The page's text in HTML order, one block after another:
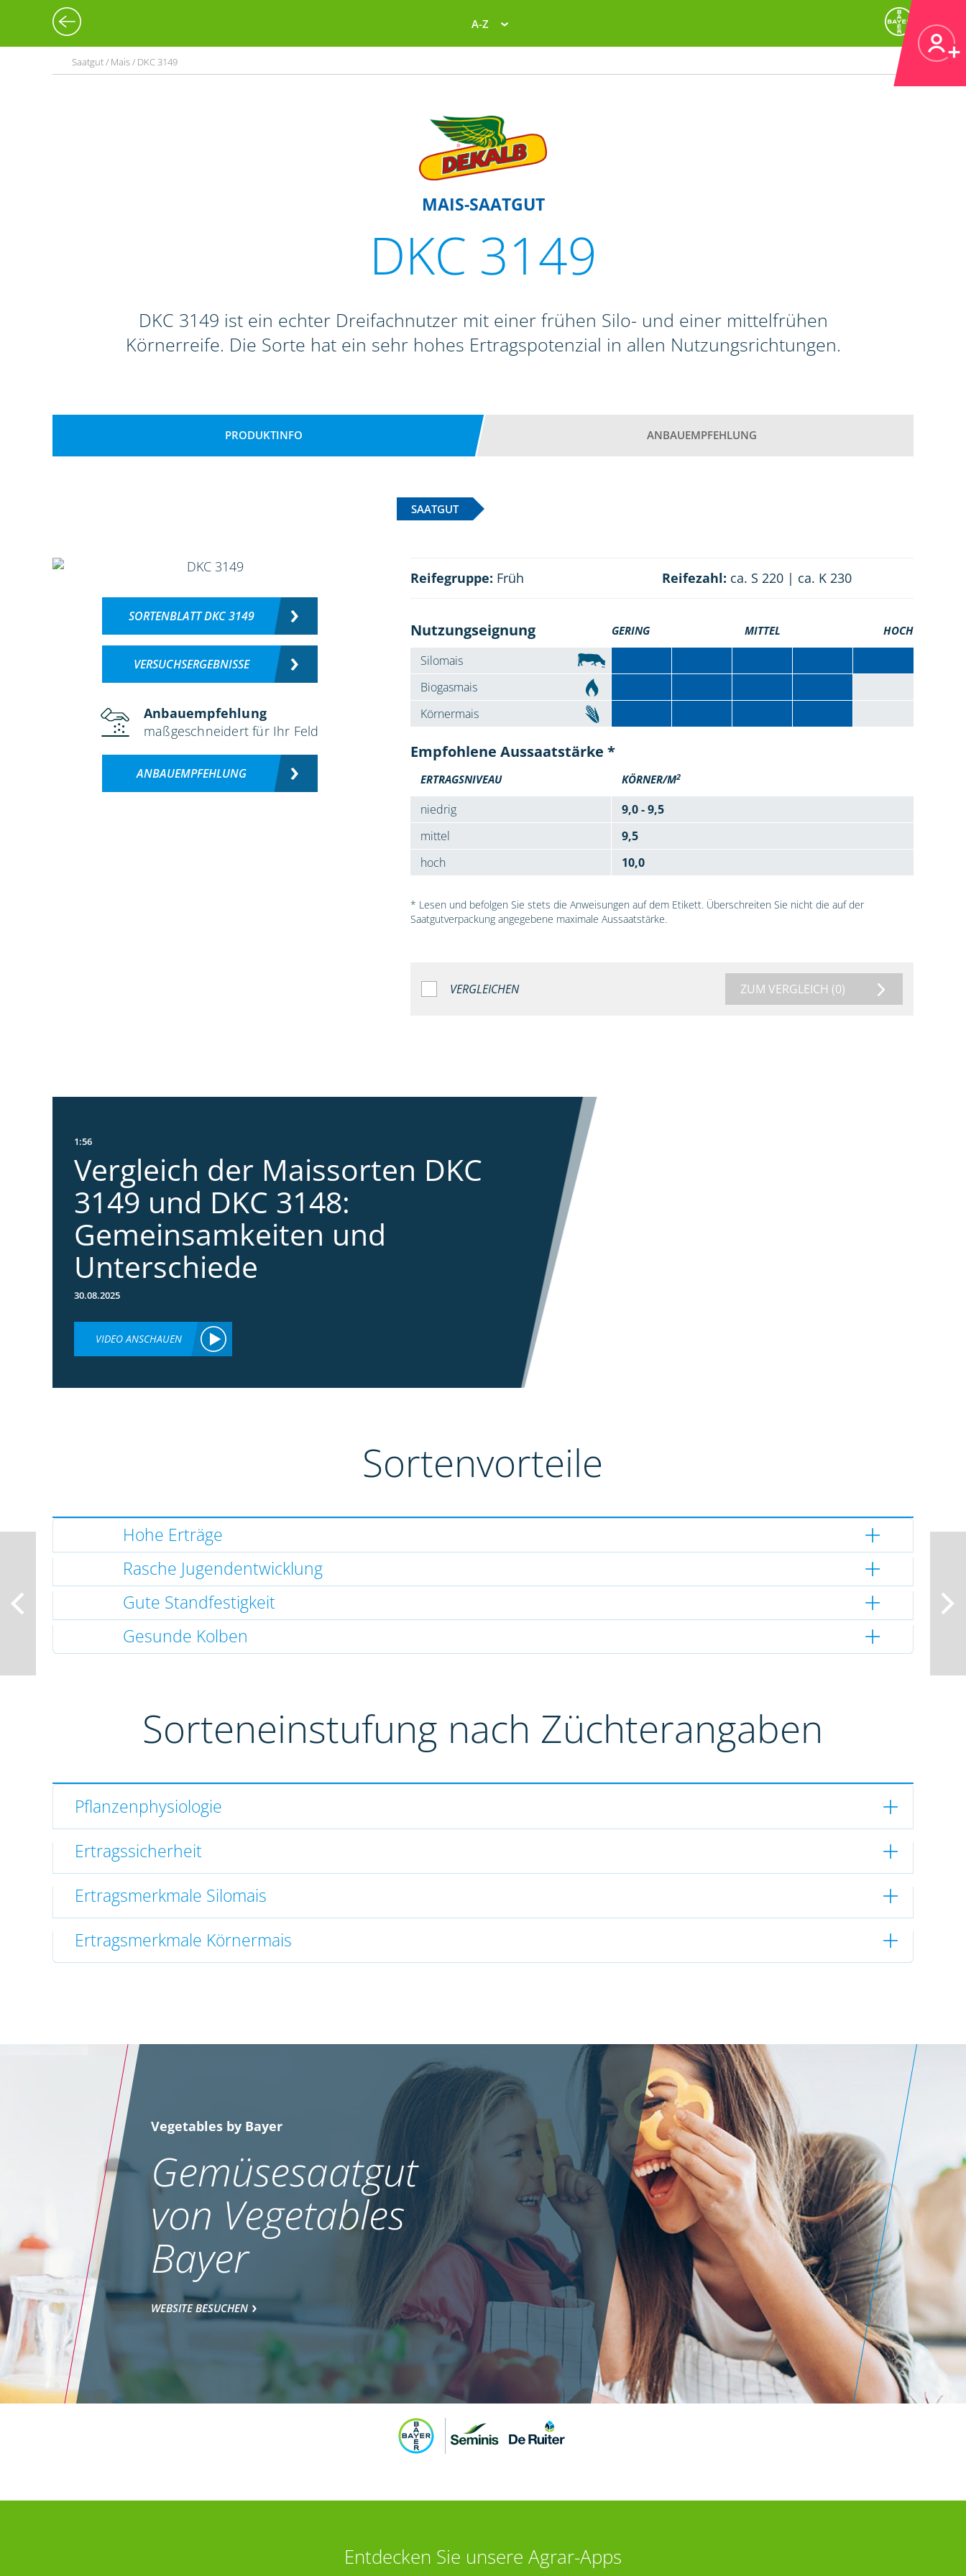
A-Z
Saatgut / Mais / DKC 3149
MAIS-SAATGUT
DKC 3149
DKC 3149 ist ein echter Dreifachnutzer mit einer frühen Silo- und einer mittelfrühen
Körnerreife. Die Sorte hat ein sehr hohes Ertragspotenzial in allen Nutzungsrichtungen.
PRODUKTINFO ANBAUEMPFEHLUNG
SAATGUT
SORTENBLATT DKC 3149
VERSUCHSERGEBNISSE
Anbauempfehlung
maßgeschneidert für Ihr Feld
ANBAUEMPFEHLUNG
Reifegruppe: Früh Reifezahl: ca. S 220 | ca. K 230
Nutzungseignung GERING MITTEL HOCH
Silomais
Biogasmais
Körnermais
Empfohlene Aussaatstärke *
ERTRAGSNIVEAU KÖRNER/M2
niedrig
9,0 - 9,5
mittel
9,5
hoch
10,0
* Lesen und befolgen Sie stets die Anweisungen auf dem Etikett. Überschreiten Sie nicht die auf der
Saatgutverpackung angegebene maximale Aussaatstärke.
VERGLEICHEN ZUM VERGLEICH (0)
1:56
Vergleich der Maissorten DKC
3149 und DKC 3148:
Gemeinsamkeiten und
Unterschiede
30.08.2025
VIDEO ANSCHAUEN
Sortenvorteile
Hohe Erträge
Rasche Jugendentwicklung
Gute Standfestigkeit
Gesunde Kolben
Sorteneinstufung nach Züchterangaben
Pflanzenphysiologie
Ertragssicherheit
Ertragsmerkmale Silomais
Ertragsmerkmale Körnermais
Vegetables by Bayer
Gemüsesaatgut
von Vegetables
Bayer
WEBSITE BESUCHEN
Entdecken Sie unsere Agrar-Apps